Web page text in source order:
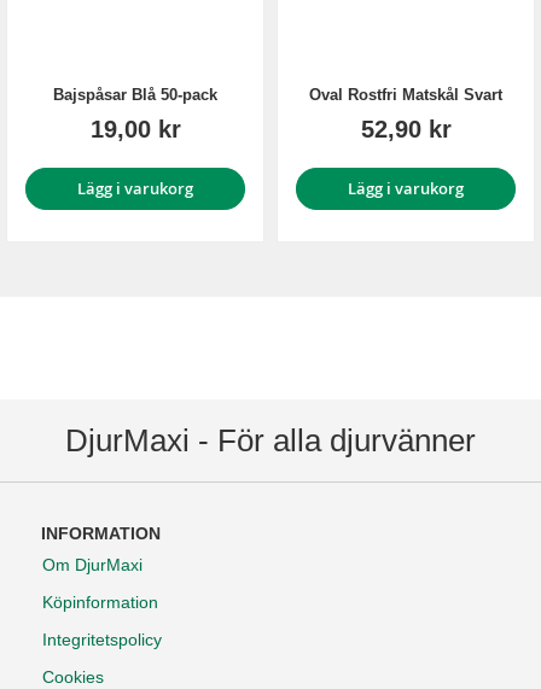
Bajspåsar Blå 50-pack
19,00 kr
Lägg i varukorg
Oval Rostfri Matskål Svart
52,90 kr
Lägg i varukorg
DjurMaxi - För alla djurvänner
INFORMATION
Om DjurMaxi
Köpinformation
Integritetspolicy
Cookies